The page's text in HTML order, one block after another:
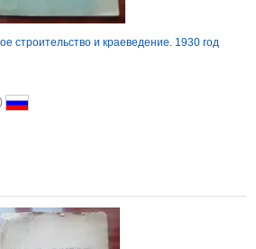
строительство и краеведение. 1930 год